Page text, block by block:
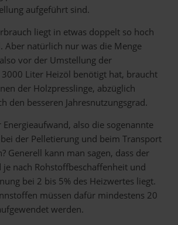
aufgeführt sind.
liegt in etwas doppelt so hoch
Aber natürlich nur was die Menge
vor der Umstellung der
3000 Liter Heizöl benötigt hat, braucht
der Holzpresslinge, abzüglich
den besseren Jahresnutzungsgrad.
also die sogenannte
der Pelletierung und beim Transport
Generell kann man sagen, dass der
je nach Rohstoffbeschaffenheit und
bei 2 bis 5% des Heizwertes liegt.
müssen dafür mindestens 20
werden.